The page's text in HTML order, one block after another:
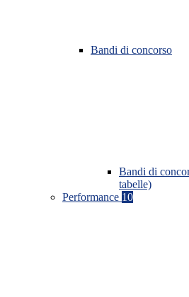
Bandi di concorso
Bandi di
tabelle)
Performance 10